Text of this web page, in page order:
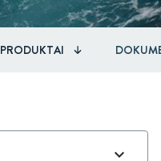
PRODUKTAI